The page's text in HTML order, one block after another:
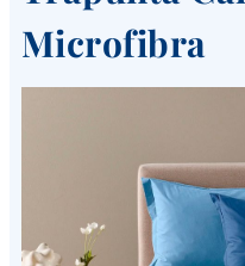
Microfibra